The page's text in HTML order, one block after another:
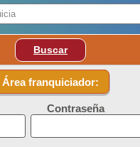
Buscar
Área franquiciador:
Contraseña